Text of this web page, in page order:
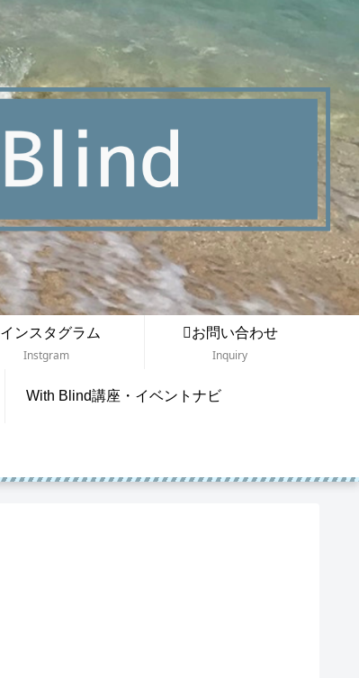
インスタグラム
Instgram
お問い合わせ
Inquiry
With Blind講座・イベントナビ